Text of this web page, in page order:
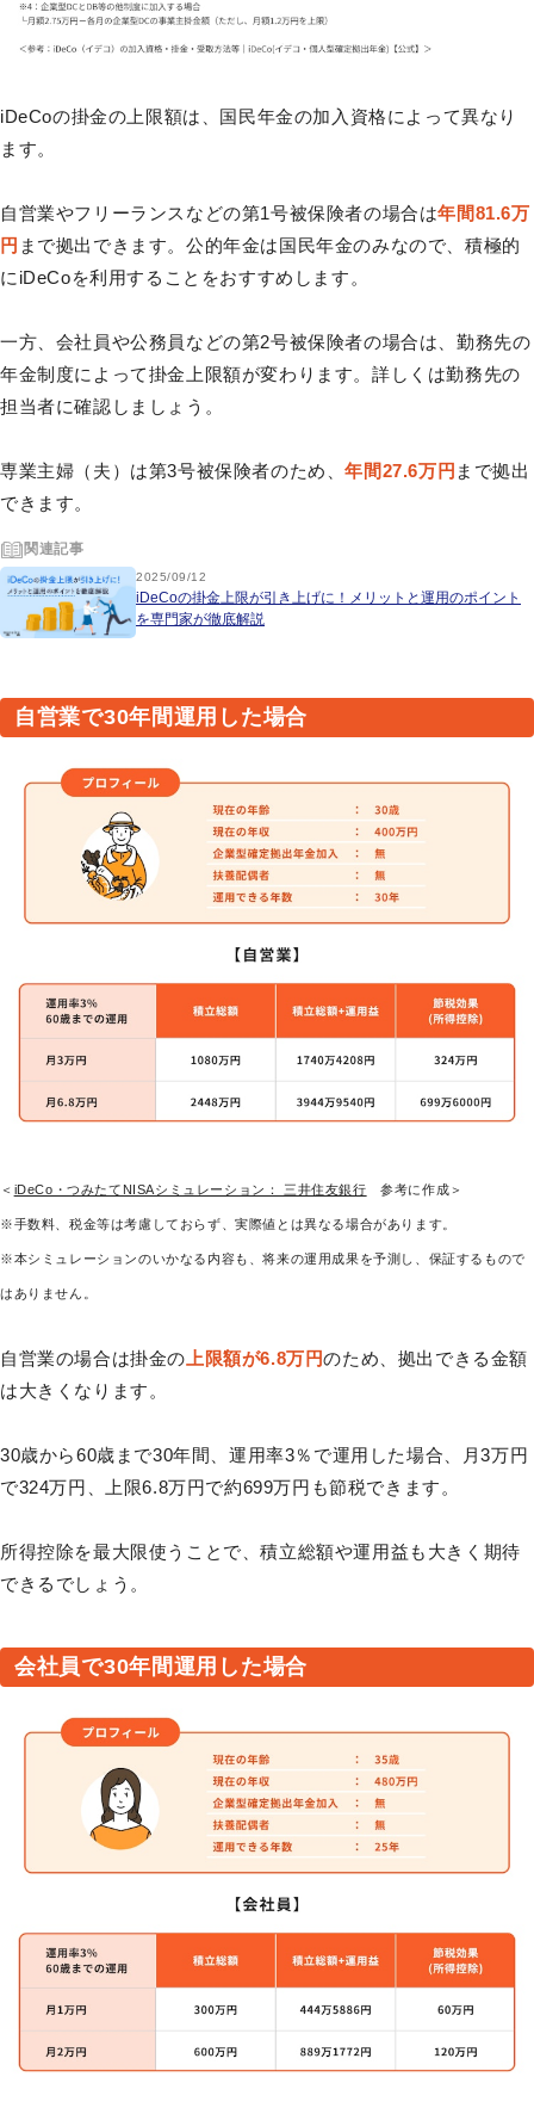
iDeCoの掛金の上限額は、国民年金の加入資格によって異なり
ます。
自営業やフリーランスなどの第1号被保険者の場合は年間81.6万
円 まで拠出できます。公的年金は国民年金のみなので、積極的
にiDeCoを利用することをおすすめします。
一方、会社員や公務員などの第2号被保険者の場合は、勤務先の
年金制度によって掛金上限額が変わります。詳しくは勤務先の
担当者に確認しましょう。
専業主婦（夫）は第3号被保険者のため、年間27.6万円 まで拠出
できます。
関連記事
2025/09/12
iDeCoの掛金上限が引き上げに！メリットと運用のポイント
を専門家が徹底解説
自営業で30年間運用した場合
＜ iDeCo・つみたてNISAシミュレーション： 三井住友銀行 参考に作成＞
※手数料、税金等は考慮しておらず、実際値とは異なる場合があります。
※本シミュレーションのいかなる内容も、将来の運用成果を予測し、保証するもので
はありません。
自営業の場合は掛金の 上限額が6.8万円のため、拠出できる金額
は大きくなります。
30歳から60歳まで30年間、運用率3％で運用した場合、月3万円
で324万円、上限6.8万円で約699万円も節税できます。
所得控除を最大限使うことで、積立総額や運用益も大きく期待
できるでしょう。
会社員で30年間運用した場合